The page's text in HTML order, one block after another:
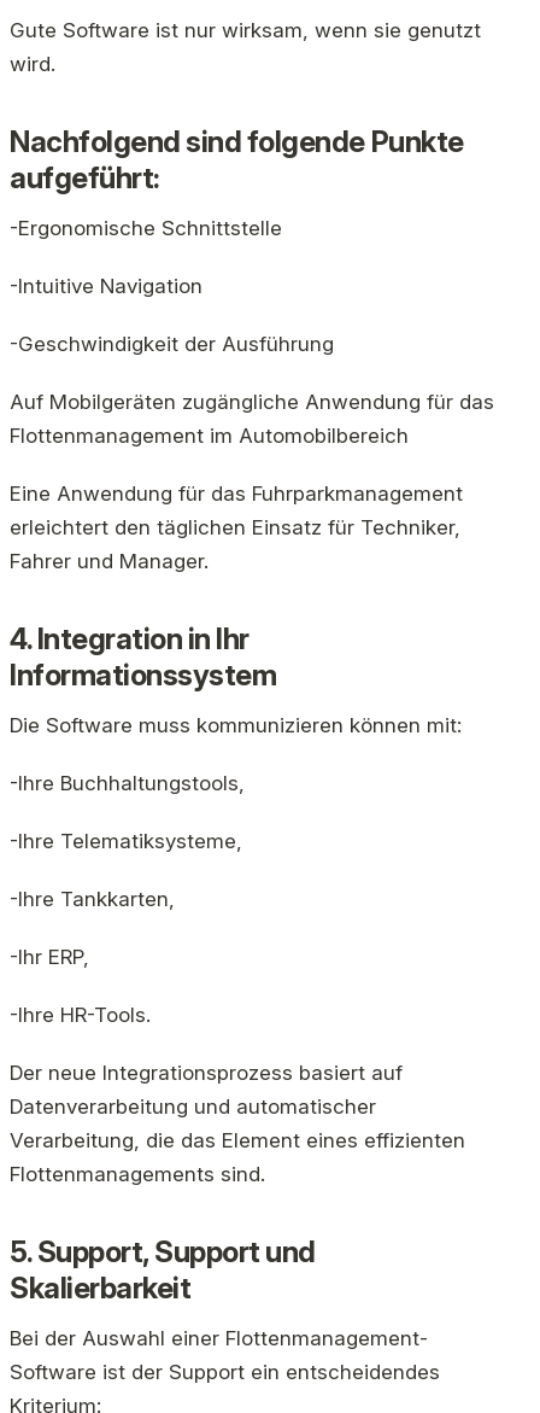
Gute Software ist nur wirksam, wenn sie genutzt
wird.
Nachfolgend sind folgende Punkte
aufgeführt:
-Ergonomische Schnittstelle
-Intuitive Navigation
-Geschwindigkeit der Ausführung
Auf Mobilgeräten zugängliche Anwendung für das
Flottenmanagement im Automobilbereich
Eine Anwendung für das Fuhrparkmanagement
erleichtert den täglichen Einsatz für Techniker,
Fahrer und Manager.
4. Integration in Ihr
Informationssystem
Die Software muss kommunizieren können mit:
-Ihre Buchhaltungstools,
-Ihre Telematiksysteme,
-Ihre Tankkarten,
-Ihr ERP,
-Ihre HR-Tools.
Der neue Integrationsprozess basiert auf
Datenverarbeitung und automatischer
Verarbeitung, die das Element eines effizienten
Flottenmanagements sind.
5. Support, Support und
Skalierbarkeit
Bei der Auswahl einer Flottenmanagement-
Software ist der Support ein entscheidendes
Kriterium: